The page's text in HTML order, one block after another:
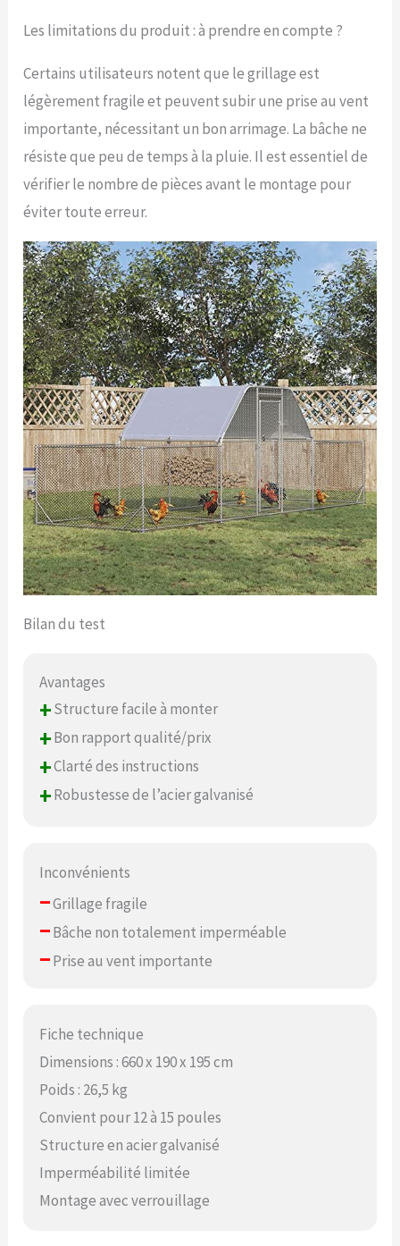
un jeu d'enfant !
SPÉCIFICATIONS DU
EXTÉRIEUR : Dimensions
totales : 660l x 190P x
bâche : 350L x 190l cm ; -
Dim. de la porte : 60l x
165H cm - Assemblage
requis. Convient pour 12
Les limitations du produit : à prendre en compte ?
Certains utilisateurs notent que le grillage est
légèrement fragile et peuvent subir une prise au vent
importante, nécessitant un bon arrimage. La bâche ne
résiste que peu de temps à la pluie. Il est essentiel de
vérifier le nombre de pièces avant le montage pour
éviter toute erreur.
Bilan du test
Avantages
+Structure facile à monter
+Bon rapport qualité/prix
+Clarté des instructions
+Robustesse de l’acier galvanisé
Inconvénients
–Grillage fragile
–Bâche non totalement imperméable
–Prise au vent importante
Fiche technique
Dimensions : 660 x 190 x 195 cm
Poids : 26,5 kg
Convient pour 12 à 15 poules
Structure en acier galvanisé
Imperméabilité limitée
Montage avec verrouillage